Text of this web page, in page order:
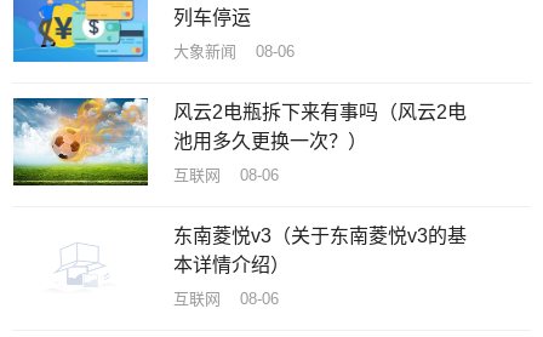
列车停运
大象新闻 08-06
风云2电瓶拆下来有事吗（风云2电
池用多久更换一次？）
互联网 08-06
东南菱悦v3（关于东南菱悦v3的基
本详情介绍）
互联网 08-06